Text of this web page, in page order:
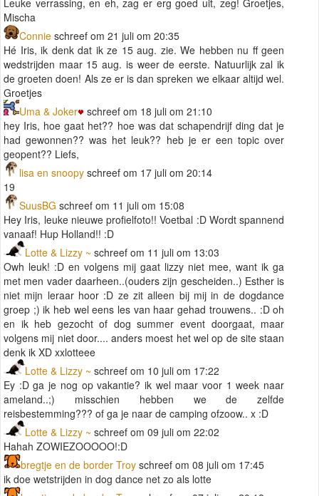
Mischa
Connie schreef om 21 juli om 20:35
Hé Iris, ik denk dat ik ze 15 aug. zie. We hebben nu ff geen
wedstrijden maar 15 aug. is weer de eerste. Natuurlijk zal ik
de groeten doen! Als ze er is dan spreken we elkaar altijd wel.
Groetjes
Uma & Joker
schreef om 18 juli om 21:10
hey Iris, hoe gaat het?? hoe was dat schapendrijf ding dat je
had gewonnen?? was het leuk?? heb je er een topic over
geopent?? Liefs,
lisa en snoopy schreef om 17 juli om 20:14
19
SuusBG schreef om 11 juli om 15:08
Hey Iris, leuke nieuwe profielfoto!! Voetbal :D Wordt spannend
vanaaf! Hup Holland!! :D
Lotte & Lizzy ~ schreef om 11 juli om 13:03
Owh leuk! :D en volgens mij gaat lizzy niet mee, want ik ga
met men vader daarheen..(ouders zijn gescheiden..) Esther is
niet mijn leraar hoor :D ze zit alleen bij mij in de dogdance
groep ;) ik heb wel eens les van haar gehad trouwens.. :D oh
en ik heb gezocht of dog summer event doorgaat, maar
volgens mij niet door.... anders moest het wel op de site staan
denk ik XD xxlotteee
Lotte & Lizzy ~ schreef om 10 juli om 17:22
Ey :D ga je nog op vakantie? ik wel maar voor 1 week naar
ameland..;) misschien hebben we de zelfde
reisbestemming??? of ga je naar de camping ofzoow.. x :D
Lotte & Lizzy ~ schreef om 09 juli om 22:02
Hahah ZOWIEZOOOOO!:D
bregtje en de border Troy schreef om 08 juli om 17:45
ik doe wetstrijden in dog dance net zo als lotte